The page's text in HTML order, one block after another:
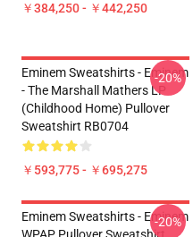
￥384,250 - ￥442,250
Eminem Sweatshirts - Eminem
- The Marshall Mathers LP
(Childhood Home) Pullover
Sweatshirt RB0704
￥593,775 - ￥695,275
-20%
Eminem Sweatshirts - Eminem
-20%